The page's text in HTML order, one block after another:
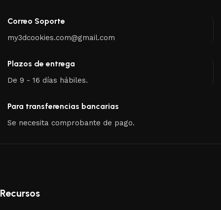
Correo Soporte
my3dcookies.com@gmail.com
Plazos de entrega
De 9 - 16 días hábiles.
Para transferencias bancarias
Se necesita comprobante de pago.
Recursos